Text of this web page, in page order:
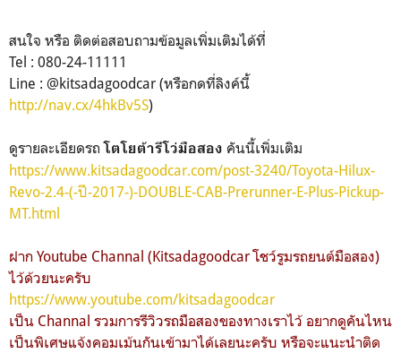
สนใจ หรือ ติดต่อสอบถามข้อมูลเพิ่มเติมได้ที่
Tel : 080-24-11111
Line : @kitsadagoodcar (หรือกดที่ลิงค์นี้
http://nav.cx/4hkBv5S)
ดูรายละเอียดรถโตโยต้ารีโว่มือสอง คันนี้เพิ่มเติม
https://www.kitsadagoodcar.com/post-3240/Toyota-Hilux-
Revo-2.4-(-ปี-2017-)-DOUBLE-CAB-Prerunner-E-Plus-Pickup-
MT.html
ฝาก Youtube Channal (Kitsadagoodcar โชว์รูมรถยนต์มือสอง)
ไว้ด้วยนะครับ
https://www.youtube.com/kitsadagoodcar
เป็น Channal รวมการรีวิวรถมือสองของทางเราไว้ อยากดูคันไหน
เป็นพิเศษแจ้งคอมเม้นกันเข้ามาได้เลยนะครับ หรือจะแนะนำติด